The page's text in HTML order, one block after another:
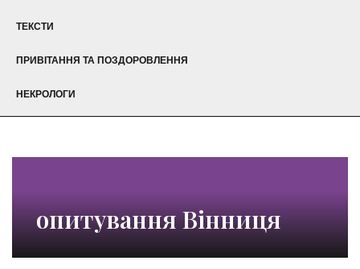
ТЕКСТИ
ПРИВІТАННЯ ТА ПОЗДОРОВЛЕННЯ
НЕКРОЛОГИ
опитування Вінниця